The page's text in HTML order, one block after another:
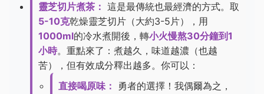
靈芝切片煮茶： 這是最傳統也最經濟的方式。取
5-10克乾燥靈芝切片（大約3-5片），用
1000ml的冷水煮開後，轉小火慢熬30分鐘到1
小時。重點來了：煮越久，味道越濃（也越
苦），但有效成分釋出越多。你可以：
直接喝原味：
勇者的選擇！我偶爾為之，